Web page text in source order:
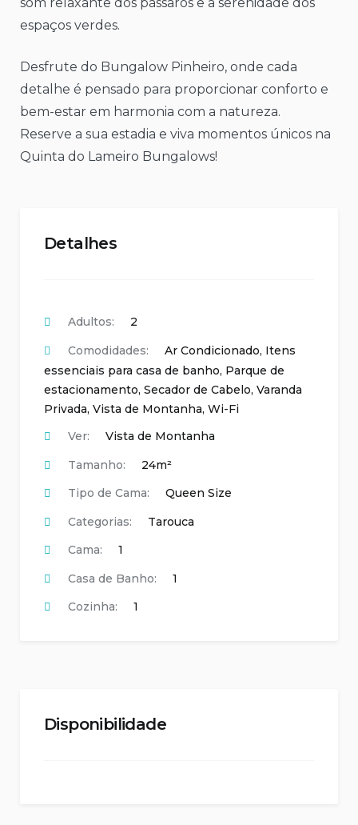
espaços verdes.
Desfrute do Bungalow Pinheiro, onde cada
detalhe é pensado para proporcionar conforto e
bem-estar em harmonia com a natureza.
Reserve a sua estadia e viva momentos únicos na
Quinta do Lameiro Bungalows!
Detalhes
Adultos:
2
Comodidades:
Ar Condicionado, Itens
essenciais para casa de banho, Parque de
estacionamento, Secador de Cabelo, Varanda
Privada, Vista de Montanha, Wi-Fi
Ver:
Vista de Montanha
Tamanho:
24m²
Tipo de Cama:
Queen Size
Categorias:
Tarouca
Cama:
1
Casa de Banho:
1
Cozinha:
1
Disponibilidade